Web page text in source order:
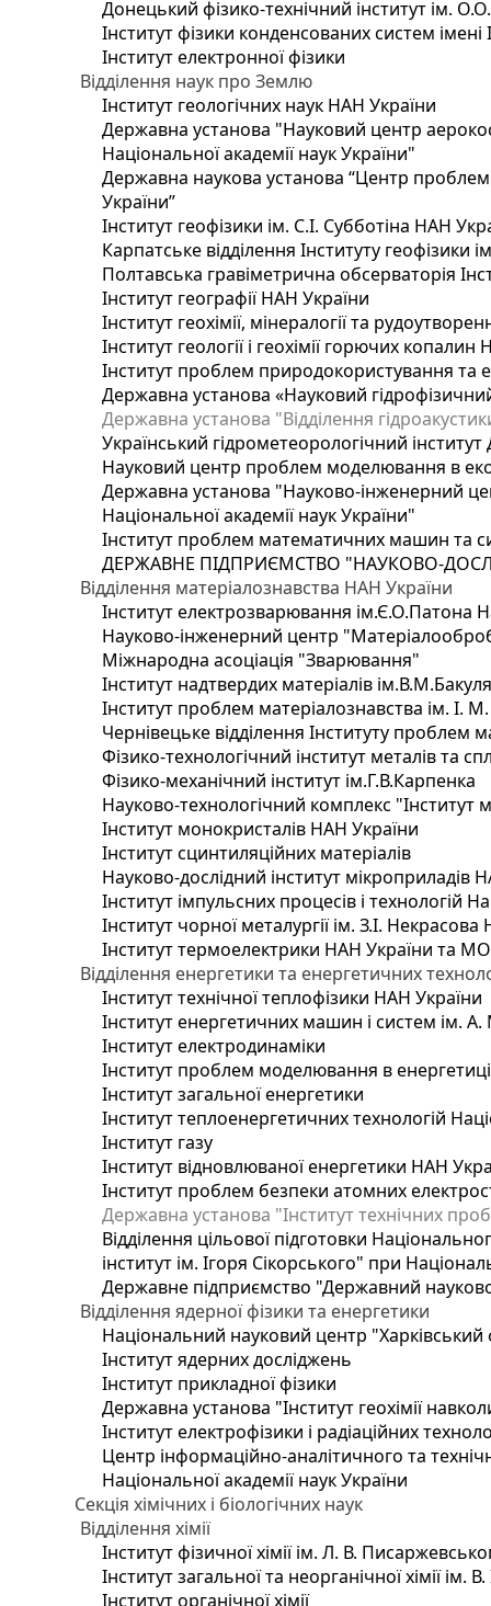
Донецький фізико-технічний інститут ім.
Інститут фізики конденсованих систем
Інститут електронної фізики
Відділення наук про Землю
Інститут геологічних наук НАН України
Державна установа "Науковий центр
Національної академії наук України"
Державна наукова установа “Центр проблем
України”
Інститут геофізики ім. С.І. Субботіна НАН
Карпатське відділення Інституту геофізики
Полтавська гравіметрична обсерваторія
Інститут географії НАН України
Інститут геохімії, мінералогії та
Інститут геології і геохімії горючих
Інститут проблем природокористування та
Державна установа «Науковий
Державна установа "Відділення
Український гідрометеорологічний
Науковий центр проблем моделювання в
Державна установа "Науково-інженерний
Національної академії наук України"
Інститут проблем математичних машин та
ДЕРЖАВНЕ ПІДПРИЄМСТВО "НАУКОВО-
Відділення матеріалознавства НАН України
Інститут електрозварювання ім.Є.О.Патона
Науково-інженерний центр
Міжнародна асоціація "Зварювання"
Інститут надтвердих матеріалів
Інститут проблем матеріалознавства ім. І.
Чернівецьке відділення Інституту проблем
Фізико-технологічний інститут металів та
Фізико-механічний інститут ім.Г.В.Карпенка
Науково-технологічний комплекс "Інститут
Інститут монокристалів НАН України
Інститут сцинтиляційних матеріалів
Науково-дослідний інститут мікроприладів
Інститут імпульсних процесів і технологій
Інститут чорної металургії ім. З.І.
Інститут термоелектрики НАН України та
Відділення енергетики та енергетичних
Інститут технічної теплофізики НАН України
Інститут енергетичних машин і систем ім.
Інститут електродинаміки
Інститут проблем моделювання в
Інститут загальної енергетики
Інститут теплоенергетичних технологій
Інститут газу
Інститут відновлюваної енергетики НАН
Інститут проблем безпеки атомних
Державна установа "Інститут технічних
Відділення цільової підготовки
інститут ім. Ігоря Сікорського" при
Державне підприємство "Державний
Відділення ядерної фізики та енергетики
Національний науковий центр "Харківський
Інститут ядерних досліджень
Інститут прикладної фізики
Державна установа "Інститут геохімії
Інститут електрофізики і радіаційних
Центр інформаційно-аналітичного та
Національної академії наук України
Секція хімічних і біологічних наук
Відділення хімії
Інститут фізичної хімії ім. Л. В.
Інститут загальної та неорганічної хімії ім.
Інститут органічної хімії